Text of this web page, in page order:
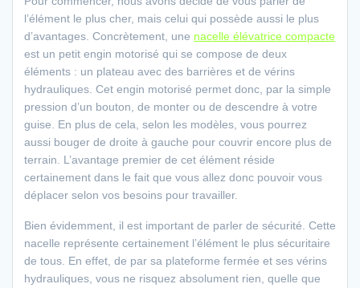
l’élément le plus cher, mais celui qui possède aussi le plus
d’avantages. Concrètement, une nacelle élévatrice compacte
est un petit engin motorisé qui se compose de deux
éléments : un plateau avec des barrières et de vérins
hydrauliques. Cet engin motorisé permet donc, par la simple
pression d’un bouton, de monter ou de descendre à votre
guise. En plus de cela, selon les modèles, vous pourrez
aussi bouger de droite à gauche pour couvrir encore plus de
terrain. L’avantage premier de cet élément réside
certainement dans le fait que vous allez donc pouvoir vous
déplacer selon vos besoins pour travailler.
Bien évidemment, il est important de parler de sécurité. Cette
nacelle représente certainement l’élément le plus sécuritaire
de tous. En effet, de par sa plateforme fermée et ses vérins
hydrauliques, vous ne risquez absolument rien, quelle que